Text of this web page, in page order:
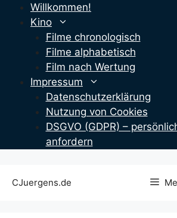
Zum
Inhalt
springen
Willkommen!
Kino
Filme chronologisch
Filme alphabetisch
Film nach Wertung
Impressum
Datenschutzerklärung
Nutzung von Cookies
DSGVO (GDPR) –
anfordern
CJuergens.de